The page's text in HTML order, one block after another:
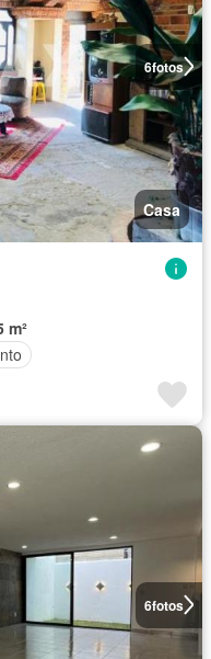
6fotos
Casa
m²
6fotos